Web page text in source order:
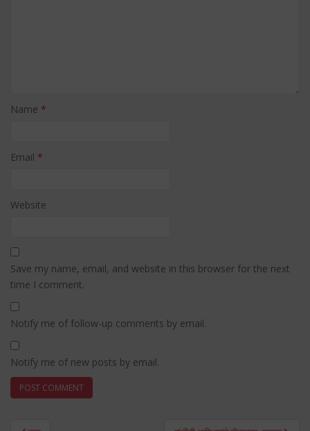
Name *
Email *
Website
Save my name, email, and website in this browser for the next
time I comment.
Notify me of follow-up comments by email.
Notify me of new posts by email.